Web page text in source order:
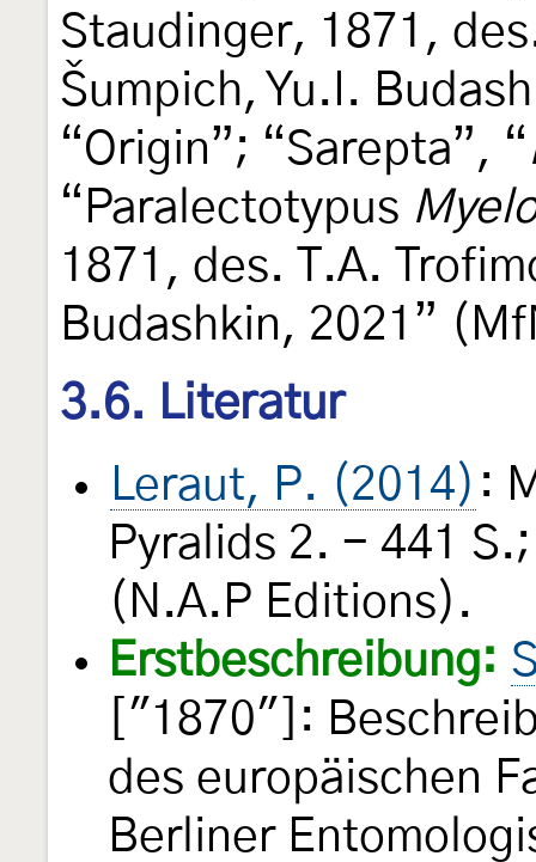
Staudinger, 1871,
Šumpich, Yu.I.
“Origin”; “Sarepta”, “
“Paralectotypus
1871, des. T.A.
Budashkin, 2021”
3.6. Literatur
Leraut, P. (2014) :
Pyralids 2. - 441
(N.A.P Editions).
Erstbeschreibung:
["1870"]:
des europäischen
Berliner